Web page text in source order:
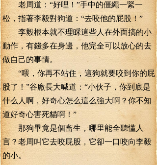
老周道：“好哩！”手中的僵繩一緊一
松，指著李毅對狗道：“去咬他的屁股！”
李毅根本就不理睬這些人在外面搞的小
動作，有錢多在身邊，他完全可以放心的去
做自己的事情。
“喂，你再不站住，這狗就要咬到你的屁
股了！”谷廠長大喊道：“小伙子，你到底是
什么人啊，好奇心怎么這么強大啊？你不知
道好奇心害死貓啊！”
那狗畢竟是個畜生，哪里能全聽懂人
言？老周叫它去咬屁股，它卻一口咬向李毅
的小。